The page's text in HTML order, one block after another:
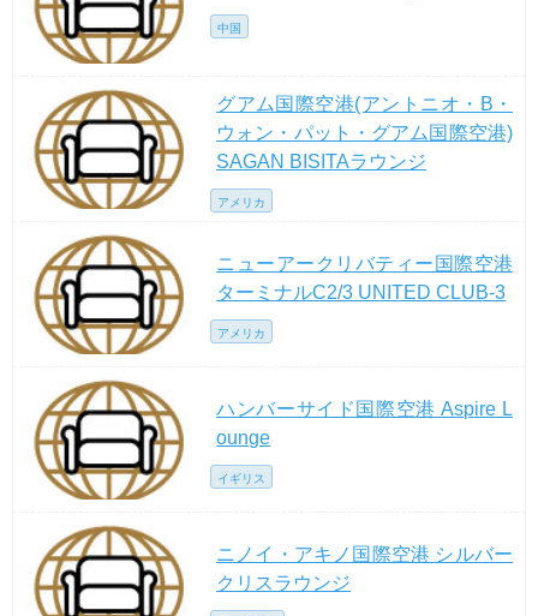
中国
グアム国際空港(アントニオ・B・
ウォン・パット・グアム国際空港)
SAGAN BISITAラウンジ
アメリカ
ニューアークリバティー国際空港
ターミナルC2/3 UNITED CLUB-3
アメリカ
ハンバーサイド国際空港 Aspire L
ounge
イギリス
ニノイ・アキノ国際空港 シルバー
クリスラウンジ